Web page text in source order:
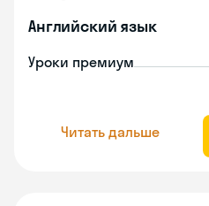
Английский язык
Уроки премиум
Читать дальше